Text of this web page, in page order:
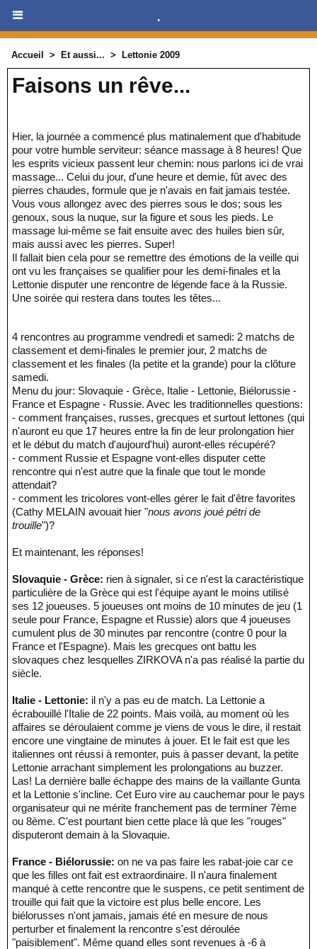
.
Accueil > Et aussi... > Lettonie 2009
Faisons un rêve...
Hier, la journée a commencé plus matinalement que d'habitude
pour votre humble serviteur: séance massage à 8 heures! Que
les esprits vicieux passent leur chemin: nous parlons ici de vrai
massage... Celui du jour, d'une heure et demie, fût avec des
pierres chaudes, formule que je n'avais en fait jamais testée.
Vous vous allongez avec des pierres sous le dos; sous les
genoux, sous la nuque, sur la figure et sous les pieds. Le
massage lui-même se fait ensuite avec des huiles bien sûr,
mais aussi avec les pierres. Super!
Il fallait bien cela pour se remettre des émotions de la veille qui
ont vu les françaises se qualifier pour les demi-finales et la
Lettonie disputer une rencontre de légende face à la Russie.
Une soirée qui restera dans toutes les têtes...
4 rencontres au programme vendredi et samedi: 2 matchs de
classement et demi-finales le premier jour, 2 matchs de
classement et les finales (la petite et la grande) pour la clôture
samedi.
Menu du jour: Slovaquie - Grèce, Italie - Lettonie, Biélorussie -
France et Espagne - Russie. Avec les traditionnelles questions:
- comment françaises, russes, grecques et surtout lettones (qui
n'auront eu que 17 heures entre la fin de leur prolongation hier
et le début du match d'aujourd'hui) auront-elles récupéré?
- comment Russie et Espagne vont-elles disputer cette
rencontre qui n'est autre que la finale que tout le monde
attendait?
- comment les tricolores vont-elles gérer le fait d'être favorites
(Cathy MELAIN avouait hier "nous avons joué pétri de
trouille")?
Et maintenant, les réponses!
Slovaquie - Grèce: rien à signaler, si ce n'est la caractéristique
particulière de la Grèce qui est l'équipe ayant le moins utilisé
ses 12 joueuses. 5 joueuses ont moins de 10 minutes de jeu (1
seule pour France, Espagne et Russie) alors que 4 joueuses
cumulent plus de 30 minutes par rencontre (contre 0 pour la
France et l'Espagne). Mais les grecques ont battu les
slovaques chez lesquelles ZIRKOVA n'a pas réalisé la partie du
siècle.
Italie - Lettonie: il n'y a pas eu de match. La Lettonie a
écrabouillé l'Italie de 22 points. Mais voilà, au moment où les
affaires se déroulaient comme je viens de vous le dire, il restait
encore une vingtaine de minutes à jouer. Et le fait est que les
italiennes ont réussi à remonter, puis à passer devant, la petite
Lettonie arrachant simplement les prolongations au buzzer.
Las! La dernière balle échappe des mains de la vaillante Gunta
et la Lettonie s'incline. Cet Euro vire au cauchemar pour le pays
organisateur qui ne mérite franchement pas de terminer 7ème
ou 8ème. C'est pourtant bien cette place là que les "rouges"
disputeront demain à la Slovaquie.
France - Biélorussie: on ne va pas faire les rabat-joie car ce
que les filles ont fait est extraordinaire. Il n'aura finalement
manqué à cette rencontre que le suspens, ce petit sentiment de
trouille qui fait que la victoire est plus belle encore. Les
biélorusses n'ont jamais, jamais été en mesure de nous
perturber et finalement la rencontre s'est déroulée
"paisiblement". Même quand elles sont revenues à -6 à